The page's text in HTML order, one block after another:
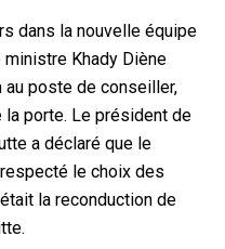
dans la nouvelle équipe
ministre Khady Diène
au poste de conseiller,
la porte. Le président de
a déclaré que le
le choix des
la reconduction de